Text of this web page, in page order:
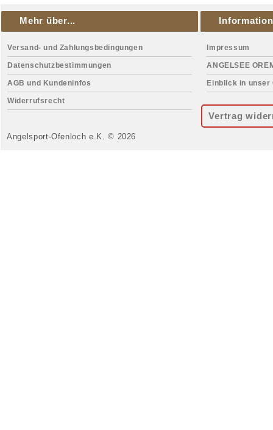
Mehr über...
Versand- und Zahlungsbedingungen
Datenschutzbestimmungen
AGB und Kundeninfos
Widerrufsrecht
Impressum
ANGELSEE
Einblick in unser
Vertrag
Angelsport-Ofenloch e.K. © 2026